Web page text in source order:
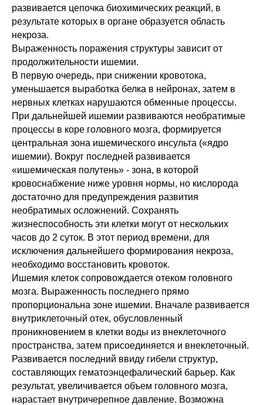
развивается цепочка биохимических реакций, в
результате которых в органе образуется область
некроза.
Выраженность поражения структуры зависит от
продолжительности ишемии.
В первую очередь, при снижении кровотока,
уменьшается выработка белка в нейронах, затем в
нервных клетках нарушаются обменные процессы.
При дальнейшей ишемии развиваются необратимые
процессы в коре головного мозга, формируется
центральная зона ишемического инсульта («ядро
ишемии). Вокруг последней развивается
«ишемическая полутень» - зона, в которой
кровоснабжение ниже уровня нормы, но кислорода
достаточно для предупреждения развития
необратимых осложнений. Сохранять
жизнеспособность эти клетки могут от нескольких
часов до 2 суток. В этот период времени, для
исключения дальнейшего формирования некроза,
необходимо восстановить кровоток.
Ишемия клеток сопровождается отеком головного
мозга. Выраженность последнего прямо
пропорциональна зоне ишемии. Вначале развивается
внутриклеточный отек, обусловленный
проникновением в клетки воды из внеклеточного
пространства, затем присоединяется и внеклеточный.
Развивается последний ввиду гибели структур,
составляющих гематоэнцефалический барьер. Как
результат, увеличивается объем головного мозга,
нарастает внутричерепное давление. Возможна